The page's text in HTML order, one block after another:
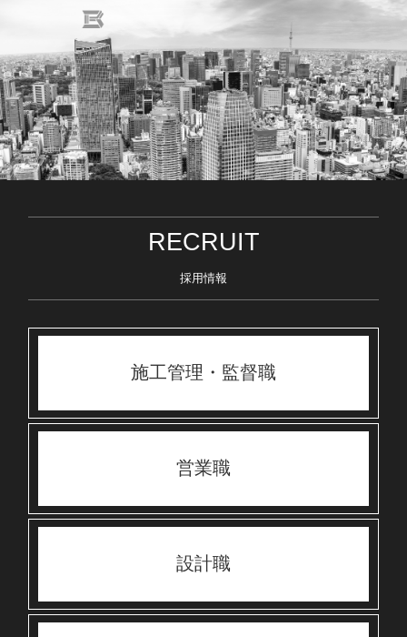
RECRUIT
採用情報
施工管理・監督職
営業職
設計職